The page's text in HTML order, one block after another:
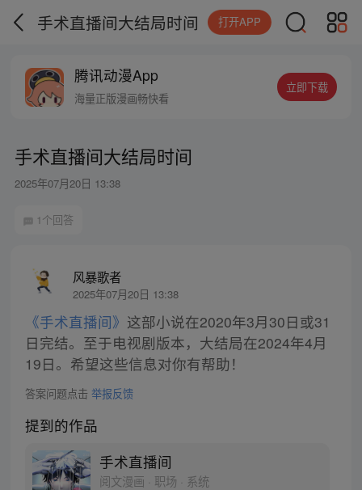
手术直播间大结局时间 打开APP
腾讯动漫App
海量正版漫画畅快看
立即下载
手术直播间大结局时间
2025年07月20日 13:38
1个回答
风暴歌者
2025年07月20日 13:38
《手术直播间》 这部小说在2020年3月30日或31
日完结。至于电视剧版本，大结局在2024年4月
19日。希望这些信息对你有帮助！
答案问题点击 举报反馈
提到的作品
手术直播间
阅文漫画 · 职场 · 系统